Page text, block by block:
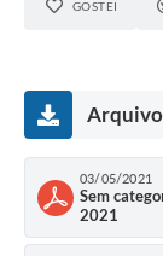
GOSTEI
03/05/2021
Sem
2021